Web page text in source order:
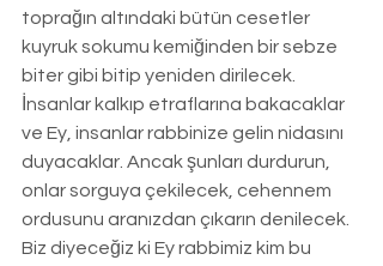
toprağın altındaki bütün cesetler
kuyruk sokumu kemiğinden bir sebze
biter gibi bitip yeniden dirilecek.
İnsanlar kalkıp etraflarına bakacaklar
ve Ey, insanlar rabbinize gelin nidasını
duyacaklar. Ancak şunları durdurun,
onlar sorguya çekilecek, cehennem
ordusunu aranızdan çıkarın denilecek.
Biz diyeceğiz ki Ey rabbimiz kim bu